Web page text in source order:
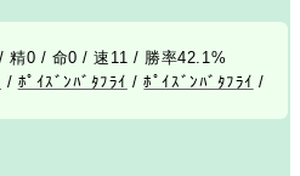
精0 / 命0 / 速11 / 勝率42.1%
/ ﾎﾟｲｽﾞﾝﾊﾞﾀﾌﾗｲ /ﾎﾟｲｽﾞﾝﾊﾞﾀﾌﾗｲ /